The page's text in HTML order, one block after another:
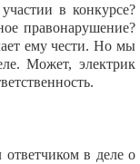
в конкурсе?
правонарушение?
ему чести. Но мы
Может, электрик
в деле о